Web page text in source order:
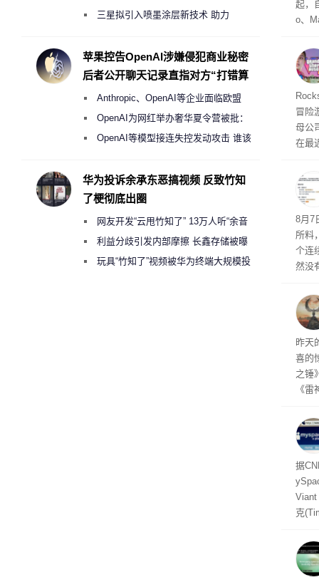
起，
o、
和
命令
起
防御
气将
发效
期
冒险
母公
在最
ss
悄
8月7
所料
个连
然没
有
着——
线
昨天
喜的
之锤
《
ox
出震
据
Viant
克
合
户对
算
偷偷共享带宽的违规行为
三星拟引入喷墨涂层新技术 助力
度
苹果控告OpenAI涉嫌侵犯商业秘密
后者公开聊天记录直指对方“打错算
Anthropic、OpenAI等企业面临欧盟
《人工智能法案》全新执法权限审查
OpenAI为网红举办奢华夏令营被批：
2000美元一晚 遭讽“反乌托邦”
OpenAI等模型接连失控发动攻击 谁该
华为投诉余承东恶搞视频 反致竹知
了梗彻底出圈
网友开发“云甩竹知了” 13万人听“余音
绕梁”利益分歧引发内部摩擦 长鑫存储被曝
曾将华为驻场工程师驱逐出研发基地
玩具“竹知了”视频被华为终端大规模投